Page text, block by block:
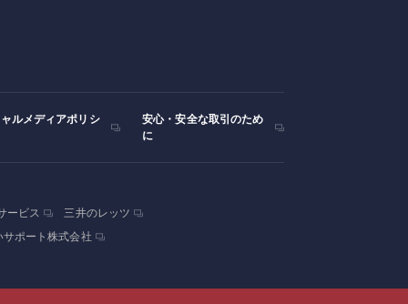
ルメディアポリシ
安心・安全な取引のため
に
ービス
三井のレッツ
サポート株式会社